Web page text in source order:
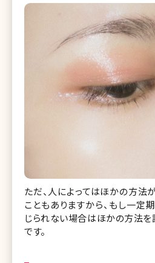
ただ、人によってはほかの方法
こともありますから、もし一定
じられない場合はほかの方法を
です。